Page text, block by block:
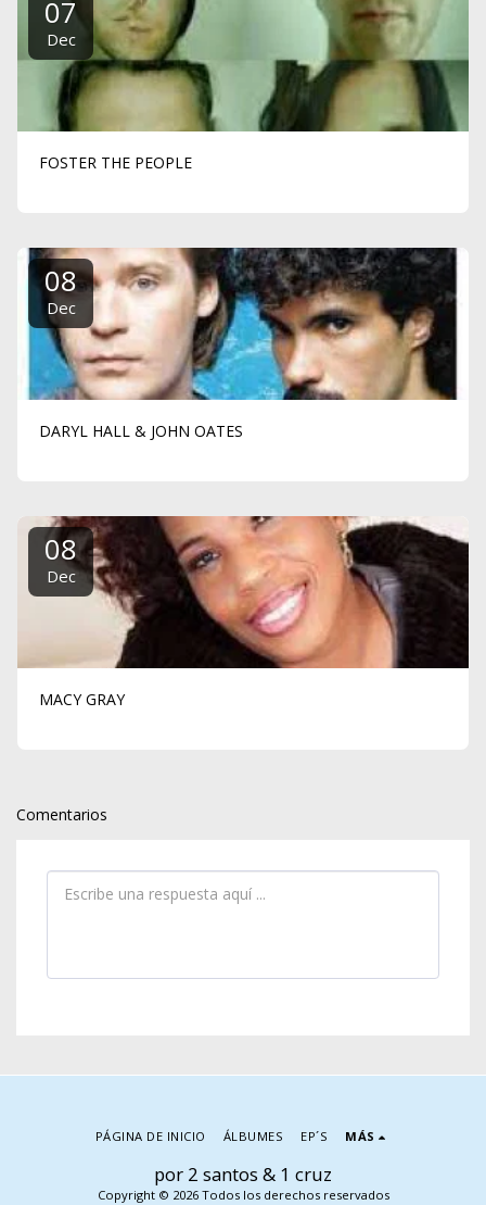
07
Dec
FOSTER THE PEOPLE
08
Dec
DARYL HALL & JOHN OATES
08
Dec
MACY GRAY
Comentarios
por 2 santos & 1 cruz
Copyright © 2026 Todos los derechos reservados
PÁGINA DE INICIO ÁLBUMES EP´S MÁS